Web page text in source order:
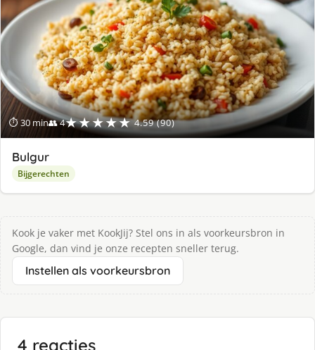
⏱ 30 min👥 4★★★★★ 4.59 (90)
Bulgur
Bijgerechten
Kook je vaker met KookJij? Stel ons in als voorkeursbron in
Google, dan vind je onze recepten sneller terug.
Instellen als voorkeursbron
4 reacties